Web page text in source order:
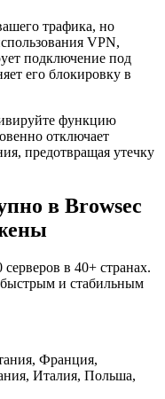
трафика, но
VPN,
подключение под
его блокировку в
функцию
отключает
предотвращая утечку
в Browsec
в 40+ странах.
быстрым и стабильным
Франция,
Италия, Польша,